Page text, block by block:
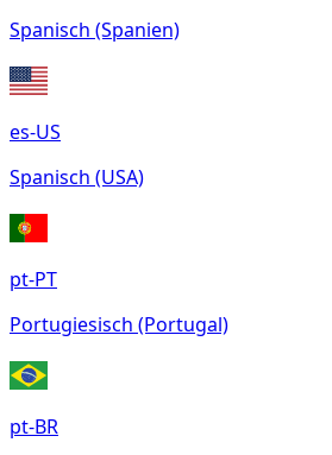
Spanisch (Spanien)
es-US
Spanisch (USA)
pt-PT
Portugiesisch (Portugal)
pt-BR